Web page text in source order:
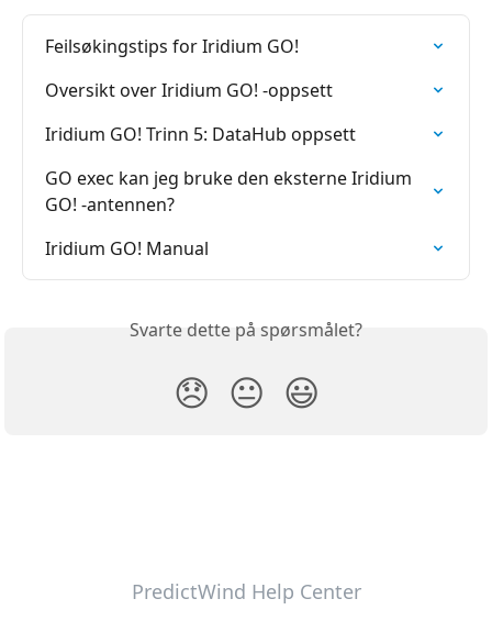
Feilsøkingstips for Iridium GO!
Oversikt over Iridium GO! -oppsett
Iridium GO! Trinn 5: DataHub oppsett
GO exec kan jeg bruke den eksterne Iridium
GO! -antennen?
Iridium GO! Manual
Svarte dette på spørsmålet?
😞 😐 😃
PredictWind Help Center